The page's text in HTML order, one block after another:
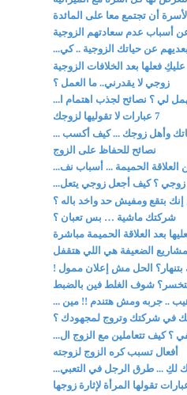
أن تجتمع معا على المائدة
عن أسباب عدم سعادتهم الزوجية
زوجي لا يقدرني.. ما العمل ؟
لي ؟ نصائح لجذب اهتمام ا...
7 عبارات لا تقوليها لزوجك
نصائح للحفاظ على الزوج
العلاقة الحميمة ... أسباب نف...
؟ كيف أجعل زوجي يتعل...
بتقع ومفيش حد واخد باله ؟
شركتك ماشية … بس تعبان ؟
الضعيفة هي اللي هتقفل
الحل مش إعلان ممول !
شوف الغلط فين بالضبط
.. جربه ومش هتندم !! مين ...
في شركتك وتروج لمجهودك ؟
؟ كيف تتعاملين مع الزوج ال...
أفعال تسبب كره الزوج لزوجته
لكِ ... طرق الرجل في التعبي...